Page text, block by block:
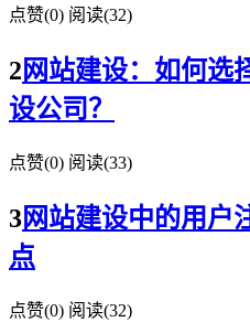
点赞(0) 阅读(32)
2 网站建设：如何选
设公司？
点赞(0) 阅读(33)
3网站建设中的用户
点
点赞(0) 阅读(32)